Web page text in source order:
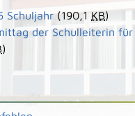
Schuljahr(190,1 KB)
der Schulleiterin
)